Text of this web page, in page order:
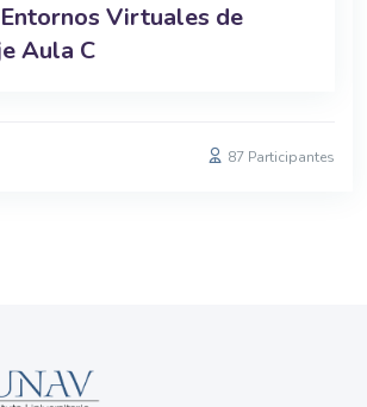
Virtuales de
Aula C
87 Participantes